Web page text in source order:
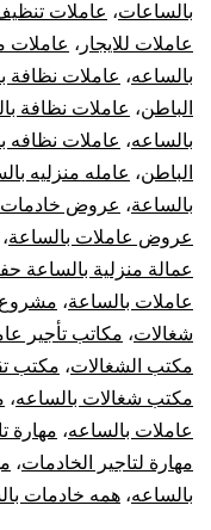
بالساعات، عاملات
عاملات للايجار ، عاملات
بالساعه، عاملات نظافة
الباطن، عاملات نظافة
بالساعه، عاملات نظافه
الباطن، عامله منزليه
بالساعة، عروض خادمات
عروض عاملات بالساعة،
عمالة منزلية بالساعة
عاملات بالساعة، مشروع
شغالات، مكاتب تأجير
مكتب الشغالات، مكتب
مكتب شغالات بالساعه،
عاملات بالساعه، مهارة
مهارة لتاجير الخادمات،
بالساعه، همه خادمات